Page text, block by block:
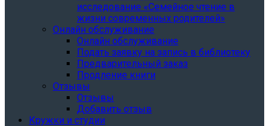
исследование «Семейное чтение в
жизни современных родителей»
Онлайн обслуживание
Онлайн обслуживание
Подать заявку на запись в библиотеку
Предварительный заказ
Продление книги
Отзывы
Отзывы
Добавить отзыв
Кружки и студии